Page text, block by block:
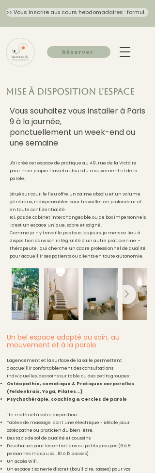
>> Vous inscrire aux cours hebdomadaires : formulaire 2026/27
Réserver
Mise à disposition l'espace
Vous souhaitez vous installer à Paris
9 à la journée,
ponctuellement un week-end ou
une semaine
J'ai créé cet espace de pratique au 49, rue de la Victoire
pour mon propre travail autour du mouvement et de la
parole.
Situé sur cour, le lieu offre un calme absolu et un volume
généreux, indispensables pour travailler en profondeur et
en toute confidentialité.
Ici, pas de cabinet interchangeable ou de box impersonnels
: c’est un espace unique, sobre et soigné.
Comme je n'y travaille pas tous les jours, je mets ce lieu à
disposition dans son intégralité à un autre praticien.ne -
thérapeute, qui cherche un cadre professionnel de qualité
pour accueillir ses patients ou clients en toute autonomie.
Un bel espace adapté au soin, au
mouvement et à la parole
L'agencement et la surface de la salle permettent
d'accueillir confortablement des consultations
individuelles, des soins sur table ou des petits groupes :
Ostéopathie, somatique & Pratiques corporelles
(Feldenkrais, Yoga, Pilates...)
Psychothérapie, coaching & Cercles de parole
`Le matériel à votre disposition :
Table.s de massage dont une électrique - idéale pour
ostéopathe ou praticien du bien-être.
Des tapis de sol de qualité et coussins
Des chaises pour les entretiens ou petits groupes (6 à 8
personnes max au sol, 10 à 12 assises).
Un accès Wifi.
Un espace tisanerie discret (bouilloire, tasses) pour vos